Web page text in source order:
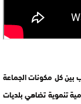
بين كل مكونات الجماعة
تنموية تضاهي بلديات